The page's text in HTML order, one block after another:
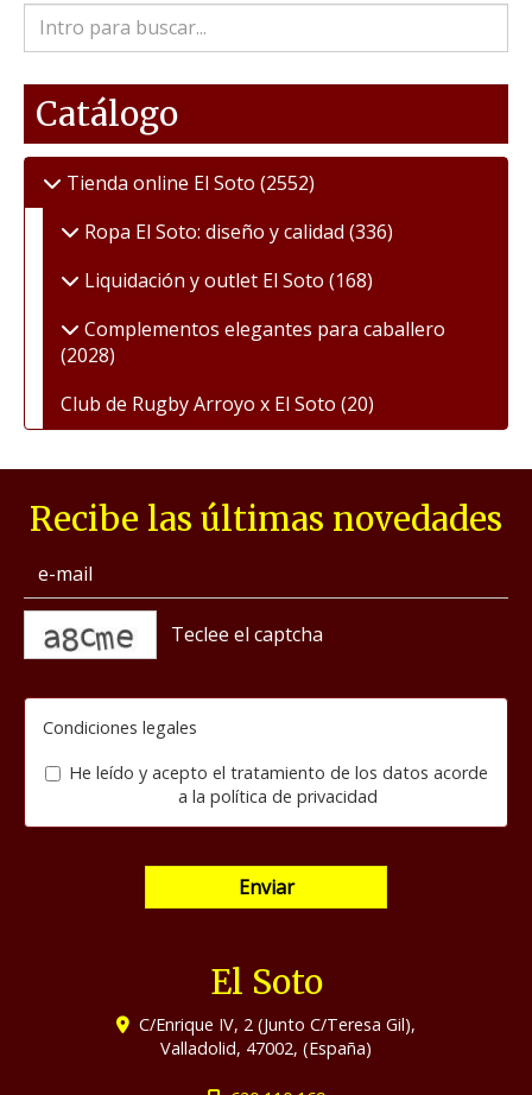
Catálogo
Tienda online El Soto (2552)
Ropa El Soto: diseño y calidad (336)
Liquidación y outlet El Soto (168)
Complementos elegantes para caballero
(2028)
Club de Rugby Arroyo x El Soto (20)
Recibe las últimas novedades
Condiciones legales
He leído y acepto el tratamiento de los datos acorde
a la política de privacidad
Enviar
El Soto
C/Enrique IV, 2 (Junto C/Teresa Gil),
Valladolid, 47002, (España)